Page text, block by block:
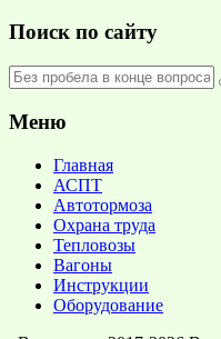
Поиск по сайту
Меню
Главная
АСПТ
Автотормоза
Охрана труда
Тепловозы
Вагоны
Инструкции
Оборудование